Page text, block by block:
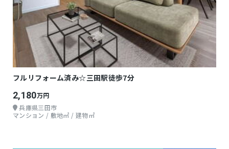
フルリフォーム済み☆三田駅徒歩7分
2,180万円
兵庫県三田市
マンション / 敷地㎡ / 建物㎡